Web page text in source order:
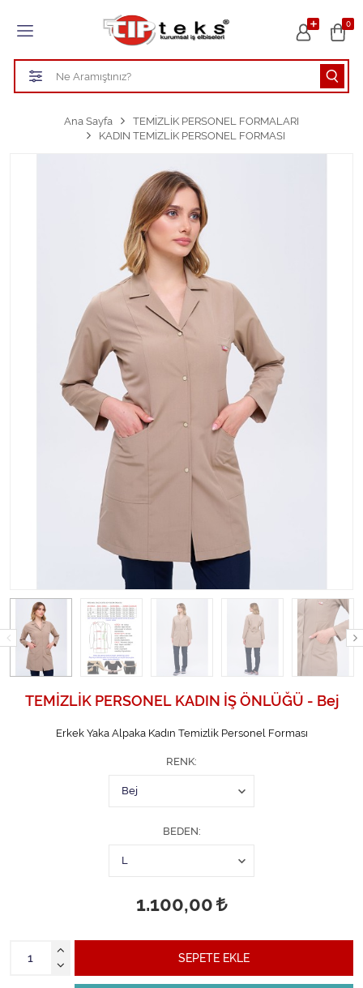
0
Tüm Kategoriler
HASTANE KIYAFETLERİ
TEMİZLİK PERSONEL FORMALARI
Tüm Kategorileri Gör
Ana Sayfa
TEMİZLİK PERSONEL FORMALARI
KADIN TEMİZLİK PERSONEL FORMASI
TEMİZLİK PERSONEL KADIN İŞ ÖNLÜĞÜ - Bej
Erkek Yaka Alpaka Kadın Temizlik Personel Forması
RENK
BEDEN
1.100,00
SEPETE EKLE